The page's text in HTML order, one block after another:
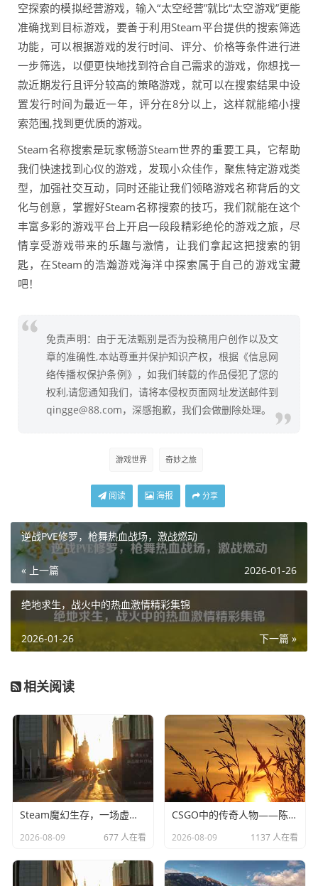
空探索的模拟经营游戏，输入“太空经营”就比“太空游戏”更能
准确找到目标游戏，要善于利用Steam平台提供的搜索筛选
功能，可以根据游戏的发行时间、评分、价格等条件进行进
一步筛选，以便更快地找到符合自己需求的游戏，你想找一
款近期发行且评分较高的策略游戏，就可以在搜索结果中设
置发行时间为最近一年，评分在8分以上，这样就能缩小搜
索范围,找到更优质的游戏。
Steam名称搜索是玩家畅游Steam世界的重要工具，它帮助
我们快速找到心仪的游戏，发现小众佳作，聚焦特定游戏类
型，加强社交互动，同时还能让我们领略游戏名称背后的文
化与创意，掌握好Steam名称搜索的技巧，我们就能在这个
丰富多彩的游戏平台上开启一段段精彩绝伦的游戏之旅，尽
情享受游戏带来的乐趣与激情，让我们拿起这把搜索的钥
匙，在Steam的浩瀚游戏海洋中探索属于自己的游戏宝藏
吧！
免责声明：由于无法甄别是否为投稿用户创作以及文
章的准确性,本站尊重并保护知识产权，根据《信息网
络传播权保护条例》，如我们转载的作品侵犯了您的
权利,请您通知我们，请将本侵权页面网址发送邮件到
qingge@88.com，深感抱歉，我们会做删除处理。
游戏世界 奇妙之旅
阅读 海报 分享
逆战PVE修罗，枪舞热血战场，激战燃动
« 上一篇 2026-01-26
绝地求生，战火中的热血激情精彩集锦
下一篇 »
2026-01-26
相关阅读
Steam魔幻生存，一场虚拟世界的冒险
2026-08-09 677 人在看
CSGO中的传奇人物——陈英俊的不朽传说
2026-08-09 1137 人在看